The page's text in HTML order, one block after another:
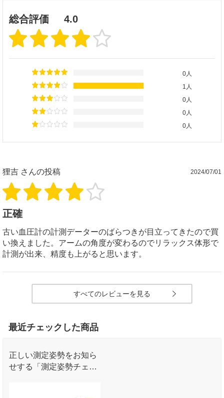
総合評価 4.0
0人
1人
0人
0人
0人
狸吉 さんの投稿 2024/07/01
正確
古い血圧計の計測データーのばらつきが目立ってきたので買
い換えました。アームの角度が変わるのでリラックス体形で
計測が出来、精度も上がると思います。
すべてのレビューを見る
最近チェックした商品
正しい測定姿勢をお知ら
せする「測定姿勢チェッ